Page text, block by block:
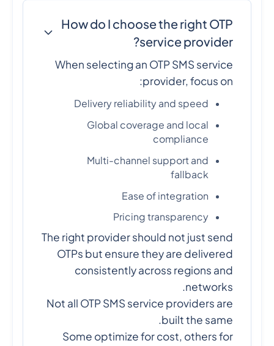
How do I choose the right OTP
service provider?
When selecting an OTP SMS service
provider, focus on:
Delivery reliability and speed
Global coverage and local
compliance
Multi-channel support and
fallback
Ease of integration
Pricing transparency
The right provider should not just send
OTPs but ensure they are delivered
consistently across regions and
networks.
Not all OTP SMS service providers are
built the same.
Some optimize for cost, others for